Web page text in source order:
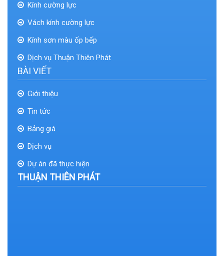
Kính cường lực
Vách kính cường lực
Kính sơn màu ốp bếp
Dịch vụ Thuận Thiên Phát
BÀI VIẾT
Giới thiệu
Tin tức
Bảng giá
Dịch vụ
Dự án đã thực hiện
THUẬN THIÊN PHÁT